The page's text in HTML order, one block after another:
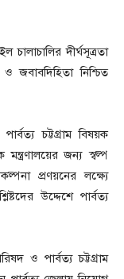
দীর্ঘসূত্রতা
জবাবদিহিতা নিশ্চিত
চট্টগ্রাম বিষয়ক
মন্ত্রণালয়ের জন্য স্বল্প
প্রণয়নের লক্ষ্যে
উদ্দেশে পার্বত্য
ও পার্বত্য চট্টগ্রাম